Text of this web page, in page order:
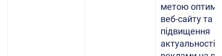
метою
веб-сайту та
підвищення
актуальності